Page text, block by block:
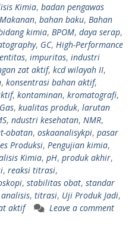
Kimia, badan pengawas
, bahan baku, Bahan
kimia, BPOM, daya serap,
, GC, High-Performance
, impuritas, industri
zat aktif, kcd wilayah II,
, konsentrasi bahan aktif,
, kontaminan, kromatografi,
, kualitas produk, larutan
, ndustri kesehatan, NMR,
obatan, oskaanalisykpi, pasar
Produksi, Pengujian kimia,
Kimia, pH, produk akhir,
, reaksi titrasi,
, stabilitas obat, standar
, titrasi, Uji Produk Jadi,
aktif Leave a comment